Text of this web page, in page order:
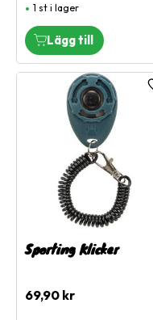
1 st i lager
Sporting Klicker
69,90 kr